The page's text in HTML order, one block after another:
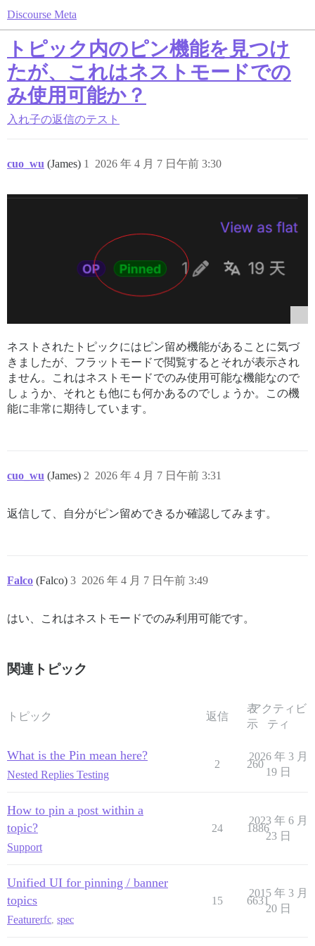
Discourse Meta
トピック内のピン機能を見つけ
たが、これはネストモードでの
み使用可能か？
入れ子の返信のテスト
cuo_wu (James) 2026 年 4 月 7 日午前 3:30
1
ネストされたトピックにはピン留め機能があることに気づ
きましたが、フラットモードで閲覧するとそれが表示され
ません。これはネストモードでのみ使用可能な機能なので
しょうか、それとも他にも何かあるのでしょうか。この機
能に非常に期待しています。
cuo_wu (James) 2026 年 4 月 7 日午前 3:31
2
返信して、自分がピン留めできるか確認してみます。
Falco (Falco) 2026 年 4 月 7 日午前 3:49
3
はい、これはネストモードでのみ利用可能です。
関連トピック
トピック 返信
表
示
アクティビ
ティ
What is the Pin mean here?
Nested Replies Testing
2 260
2026 年 3 月
19 日
How to pin a post within a
topic?
Support
24 1886
2023 年 6 月
23 日
Unified UI for pinning / banner
topics
Featurerfc, spec
15 6631
2015 年 3 月
20 日